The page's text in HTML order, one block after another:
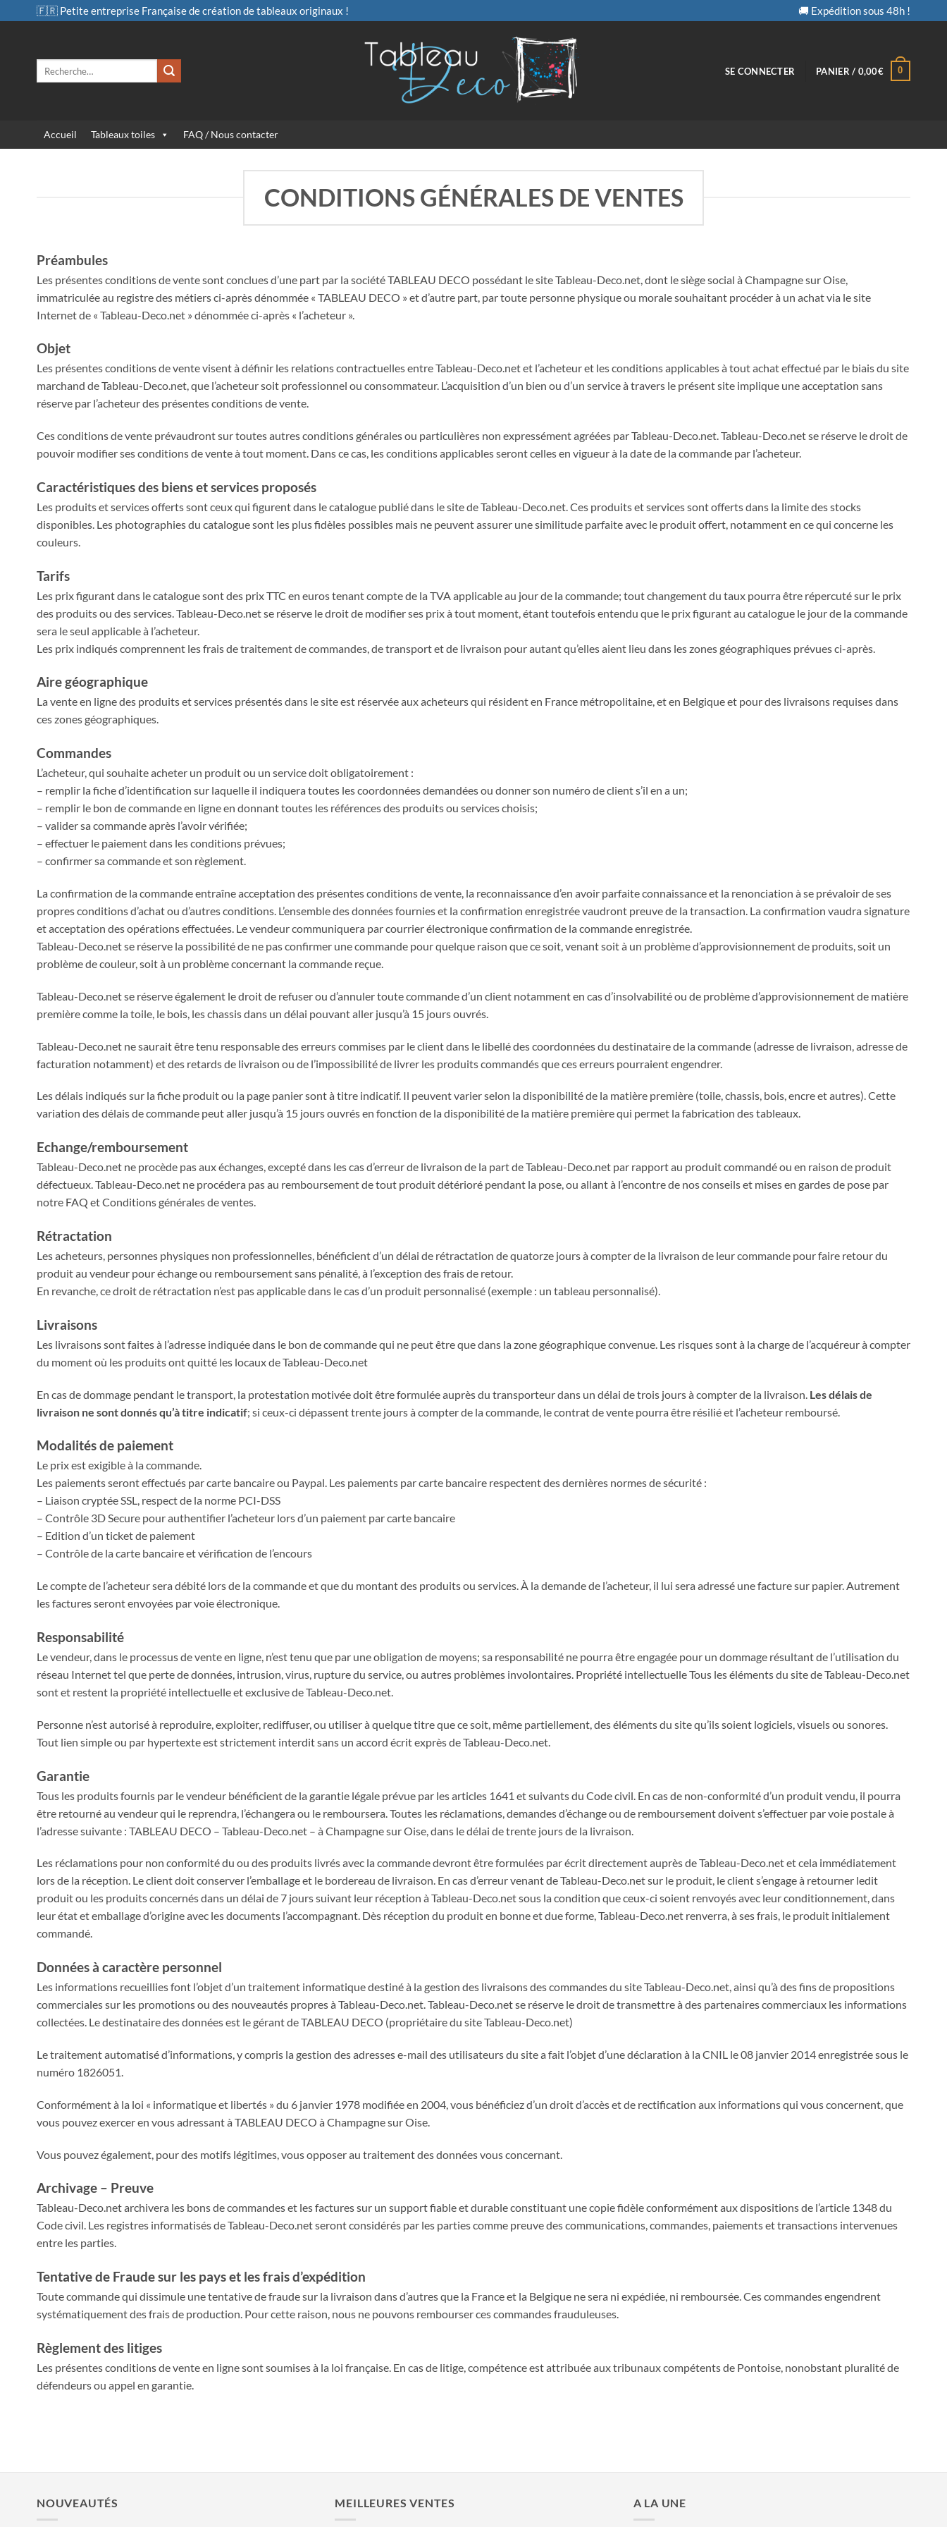
au
🇫🇷 Petite entreprise Française de création de tableaux originaux ! 🚚 Expédition sous 48h !
SE CONNECTER PANIER / 0,00€ 0
Accueil Tableaux toiles FAQ / Nous contacter
CONDITIONS GÉNÉRALES DE VENTES
Préambules
Les présentes conditions de vente sont conclues d’une part par la société TABLEAU DECO possédant le site Tableau-Deco.net, dont le siège social à Champagne sur Oise,
immatriculée au registre des métiers ci-après dénommée « TABLEAU DECO » et d’autre part, par toute personne physique ou morale souhaitant procéder à un achat via le site
Internet de « Tableau-Deco.net » dénommée ci-après « l’acheteur ».
Objet
Les présentes conditions de vente visent à définir les relations contractuelles entre Tableau-Deco.net et l’acheteur et les conditions applicables à tout achat effectué par le biais du site
marchand de Tableau-Deco.net, que l’acheteur soit professionnel ou consommateur. L’acquisition d’un bien ou d’un service à travers le présent site implique une acceptation sans
réserve par l’acheteur des présentes conditions de vente.
Ces conditions de vente prévaudront sur toutes autres conditions générales ou particulières non expressément agréées par Tableau-Deco.net. Tableau-Deco.net se réserve le droit de
pouvoir modifier ses conditions de vente à tout moment. Dans ce cas, les conditions applicables seront celles en vigueur à la date de la commande par l’acheteur.
Caractéristiques des biens et services proposés
Les produits et services offerts sont ceux qui figurent dans le catalogue publié dans le site de Tableau-Deco.net. Ces produits et services sont offerts dans la limite des stocks
disponibles. Les photographies du catalogue sont les plus fidèles possibles mais ne peuvent assurer une similitude parfaite avec le produit offert, notamment en ce qui concerne les
couleurs.
Tarifs
Les prix figurant dans le catalogue sont des prix TTC en euros tenant compte de la TVA applicable au jour de la commande; tout changement du taux pourra être répercuté sur le prix
des produits ou des services. Tableau-Deco.net se réserve le droit de modifier ses prix à tout moment, étant toutefois entendu que le prix figurant au catalogue le jour de la commande
sera le seul applicable à l’acheteur.
Les prix indiqués comprennent les frais de traitement de commandes, de transport et de livraison pour autant qu’elles aient lieu dans les zones géographiques prévues ci-après.
Aire géographique
La vente en ligne des produits et services présentés dans le site est réservée aux acheteurs qui résident en France métropolitaine, et en Belgique et pour des livraisons requises dans
ces zones géographiques.
Commandes
L’acheteur, qui souhaite acheter un produit ou un service doit obligatoirement :
– remplir la fiche d’identification sur laquelle il indiquera toutes les coordonnées demandées ou donner son numéro de client s’il en a un;
– remplir le bon de commande en ligne en donnant toutes les références des produits ou services choisis;
– valider sa commande après l’avoir vérifiée;
– effectuer le paiement dans les conditions prévues;
– confirmer sa commande et son règlement.
La confirmation de la commande entraîne acceptation des présentes conditions de vente, la reconnaissance d’en avoir parfaite connaissance et la renonciation à se prévaloir de ses
propres conditions d’achat ou d’autres conditions. L’ensemble des données fournies et la confirmation enregistrée vaudront preuve de la transaction. La confirmation vaudra signature
et acceptation des opérations effectuées. Le vendeur communiquera par courrier électronique confirmation de la commande enregistrée.
Tableau-Deco.net se réserve la possibilité de ne pas confirmer une commande pour quelque raison que ce soit, venant soit à un problème d’approvisionnement de produits, soit un
problème de couleur, soit à un problème concernant la commande reçue.
Tableau-Deco.net se réserve également le droit de refuser ou d’annuler toute commande d’un client notamment en cas d’insolvabilité ou de problème d’approvisionnement de matière
première comme la toile, le bois, les chassis dans un délai pouvant aller jusqu’à 15 jours ouvrés.
Tableau-Deco.net ne saurait être tenu responsable des erreurs commises par le client dans le libellé des coordonnées du destinataire de la commande (adresse de livraison, adresse de
facturation notamment) et des retards de livraison ou de l’impossibilité de livrer les produits commandés que ces erreurs pourraient engendrer.
Les délais indiqués sur la fiche produit ou la page panier sont à titre indicatif. Il peuvent varier selon la disponibilité de la matière première (toile, chassis, bois, encre et autres). Cette
variation des délais de commande peut aller jusqu’à 15 jours ouvrés en fonction de la disponibilité de la matière première qui permet la fabrication des tableaux.
Echange/remboursement
Tableau-Deco.net ne procède pas aux échanges, excepté dans les cas d’erreur de livraison de la part de Tableau-Deco.net par rapport au produit commandé ou en raison de produit
défectueux. Tableau-Deco.net ne procédera pas au remboursement de tout produit détérioré pendant la pose, ou allant à l’encontre de nos conseils et mises en gardes de pose par
notre FAQ et Conditions générales de ventes.
Rétractation
Les acheteurs, personnes physiques non professionnelles, bénéficient d’un délai de rétractation de quatorze jours à compter de la livraison de leur commande pour faire retour du
produit au vendeur pour échange ou remboursement sans pénalité, à l’exception des frais de retour.
En revanche, ce droit de rétractation n’est pas applicable dans le cas d’un produit personnalisé (exemple : un tableau personnalisé).
Livraisons
Les livraisons sont faites à l’adresse indiquée dans le bon de commande qui ne peut être que dans la zone géographique convenue. Les risques sont à la charge de l’acquéreur à compter
du moment où les produits ont quitté les locaux de Tableau-Deco.net
En cas de dommage pendant le transport, la protestation motivée doit être formulée auprès du transporteur dans un délai de trois jours à compter de la livraison. Les délais de
livraison ne sont donnés qu’à titre indicatif; si ceux-ci dépassent trente jours à compter de la commande, le contrat de vente pourra être résilié et l’acheteur remboursé.
Modalités de paiement
Le prix est exigible à la commande.
Les paiements seront effectués par carte bancaire ou Paypal. Les paiements par carte bancaire respectent des dernières normes de sécurité :
– Liaison cryptée SSL, respect de la norme PCI-DSS
– Contrôle 3D Secure pour authentifier l’acheteur lors d’un paiement par carte bancaire
– Edition d’un ticket de paiement
– Contrôle de la carte bancaire et vérification de l’encours
Le compte de l’acheteur sera débité lors de la commande et que du montant des produits ou services. À la demande de l’acheteur, il lui sera adressé une facture sur papier. Autrement
les factures seront envoyées par voie électronique.
Responsabilité
Le vendeur, dans le processus de vente en ligne, n’est tenu que par une obligation de moyens; sa responsabilité ne pourra être engagée pour un dommage résultant de l’utilisation du
réseau Internet tel que perte de données, intrusion, virus, rupture du service, ou autres problèmes involontaires. Propriété intellectuelle Tous les éléments du site de Tableau-Deco.net
sont et restent la propriété intellectuelle et exclusive de Tableau-Deco.net.
Personne n’est autorisé à reproduire, exploiter, rediffuser, ou utiliser à quelque titre que ce soit, même partiellement, des éléments du site qu’ils soient logiciels, visuels ou sonores.
Tout lien simple ou par hypertexte est strictement interdit sans un accord écrit exprès de Tableau-Deco.net.
Garantie
Tous les produits fournis par le vendeur bénéficient de la garantie légale prévue par les articles 1641 et suivants du Code civil. En cas de non-conformité d’un produit vendu, il pourra
être retourné au vendeur qui le reprendra, l’échangera ou le remboursera. Toutes les réclamations, demandes d’échange ou de remboursement doivent s’effectuer par voie postale à
l’adresse suivante : TABLEAU DECO – Tableau-Deco.net – à Champagne sur Oise, dans le délai de trente jours de la livraison.
Les réclamations pour non conformité du ou des produits livrés avec la commande devront être formulées par écrit directement auprès de Tableau-Deco.net et cela immédiatement
lors de la réception. Le client doit conserver l’emballage et le bordereau de livraison. En cas d’erreur venant de Tableau-Deco.net sur le produit, le client s’engage à retourner ledit
produit ou les produits concernés dans un délai de 7 jours suivant leur réception à Tableau-Deco.net sous la condition que ceux-ci soient renvoyés avec leur conditionnement, dans
leur état et emballage d’origine avec les documents l’accompagnant. Dès réception du produit en bonne et due forme, Tableau-Deco.net renverra, à ses frais, le produit initialement
commandé.
Données à caractère personnel
Les informations recueillies font l’objet d’un traitement informatique destiné à la gestion des livraisons des commandes du site Tableau-Deco.net, ainsi qu’à des fins de propositions
commerciales sur les promotions ou des nouveautés propres à Tableau-Deco.net. Tableau-Deco.net se réserve le droit de transmettre à des partenaires commerciaux les informations
collectées. Le destinataire des données est le gérant de TABLEAU DECO (propriétaire du site Tableau-Deco.net)
Le traitement automatisé d’informations, y compris la gestion des adresses e-mail des utilisateurs du site a fait l’objet d’une déclaration à la CNIL le 08 janvier 2014 enregistrée sous le
numéro 1826051.
Conformément à la loi « informatique et libertés » du 6 janvier 1978 modifiée en 2004, vous bénéficiez d’un droit d’accès et de rectification aux informations qui vous concernent, que
vous pouvez exercer en vous adressant à TABLEAU DECO à Champagne sur Oise.
Vous pouvez également, pour des motifs légitimes, vous opposer au traitement des données vous concernant.
Archivage – Preuve
Tableau-Deco.net archivera les bons de commandes et les factures sur un support fiable et durable constituant une copie fidèle conformément aux dispositions de l’article 1348 du
Code civil. Les registres informatisés de Tableau-Deco.net seront considérés par les parties comme preuve des communications, commandes, paiements et transactions intervenues
entre les parties.
Tentative de Fraude sur les pays et les frais d’expédition
Toute commande qui dissimule une tentative de fraude sur la livraison dans d’autres que la France et la Belgique ne sera ni expédiée, ni remboursée. Ces commandes engendrent
systématiquement des frais de production. Pour cette raison, nous ne pouvons rembourser ces commandes frauduleuses.
Règlement des litiges
Les présentes conditions de vente en ligne sont soumises à la loi française. En cas de litige, compétence est attribuée aux tribunaux compétents de Pontoise, nonobstant pluralité de
défendeurs ou appel en garantie.
NOUVEAUTÉS MEILLEURES VENTES A LA UNE